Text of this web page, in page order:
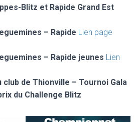
Blitz et Rapide Grand Est
– Rapide Lien page
s – Rapide jeunes Lien
club de Thionville – Tournoi Gala
du Challenge Blitz